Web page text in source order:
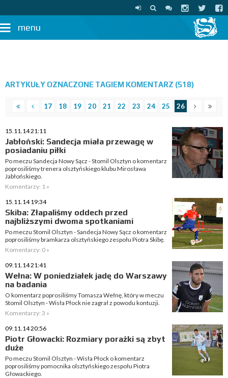
menu
ARTYKUŁY OZNACZONE TAGIEM KOMENTARZ (518)
17 18 19 20 21 22 23 24 25 26
15.11.14 21:11
Jabłoński: Sandecja miała przewagę w
posiadaniu piłki
Po meczu Sandecja Nowy Sącz - Stomil Olsztyn o komentarz
poprosiliśmy trenera olsztyńskiego klubu Mirosława
Jabłońskiego.
Komentarzy: 1 »
15.11.14 19:34
Skiba: Złapaliśmy oddech przed
najbliższymi dwoma spotkaniami
Po meczu Stomil Olsztyn - Sandecja Nowy Sącz o komentarz
poprosiliśmy bramkarza olsztyńskiego zespołu Piotra Skibę.
Komentarzy: 0 »
09.11.14 21:41
Wełna: W poniedziałek jadę do Warszawy
na badania
O komentarz poprosiliśmy Tomasza Wełnę, który w meczu
Stomil Olsztyn - Wisła Płock nie zagrał z powodu kontuzji.
Komentarzy: 3 »
09.11.14 20:56
Piotr Głowacki: Rozmiary porażki są zbyt
duże
Po meczu Stomil Olsztyn - Wisła Płock o komentarz
poprosiliśmy pomocnika olsztyńskiego zespołu Piotra
Głowackiego.